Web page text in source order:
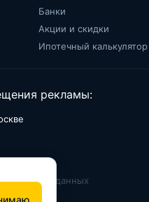
Банки
Акции и скидки
Ипотечный калькулятор
рекламы:
данных